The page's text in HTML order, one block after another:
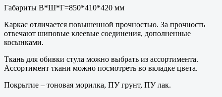
Габариты В*Ш*Г=850*410*420 мм
Каркас отличается повышенной прочностью. За прочность
отвечают шиповые клеевые соединения, дополненные
косынками.
Ткань для обивки стула можно выбрать из ассортимента.
Ассортимент ткани можно посмотреть во вкладке цвета.
Покрытие – тоновая морилка, ПУ грунт, ПУ лак.